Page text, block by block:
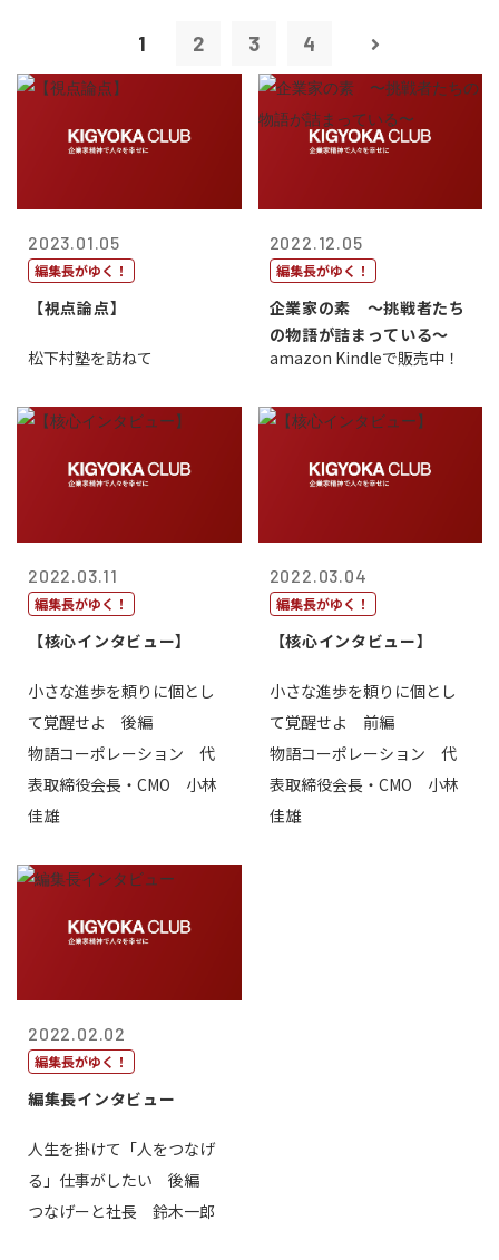
1 2 3 4
2023.01.05
編集長がゆく！
【視点論点】
松下村塾を訪ねて
2022.12.05
編集長がゆく！
企業家の素 〜挑戦者たち
の物語が詰まっている〜
amazon Kindleで販売中！
2022.03.11
編集長がゆく！
【核心インタビュー】
小さな進歩を頼りに個とし
て覚醒せよ 後編
物語コーポレーション 代
表取締役会長・CMO 小林
佳雄
2022.03.04
編集長がゆく！
【核心インタビュー】
小さな進歩を頼りに個とし
て覚醒せよ 前編
物語コーポレーション 代
表取締役会長・CMO 小林
佳雄
2022.02.02
編集長がゆく！
編集長インタビュー
人生を掛けて「人をつなげ
る」仕事がしたい 後編
つなげーと社長 鈴木一郎